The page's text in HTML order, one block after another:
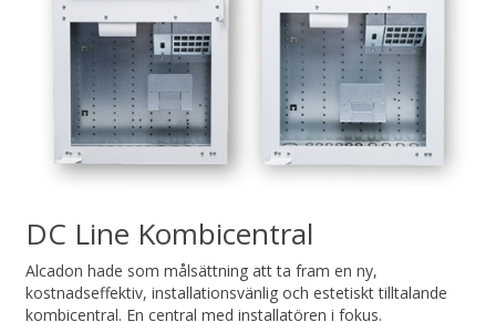
DC Line Kombicentral
Alcadon hade som målsättning att ta fram en ny,
kostnadseffektiv, installationsvänlig och estetiskt tilltalande
kombicentral. En central med installatören i fokus.